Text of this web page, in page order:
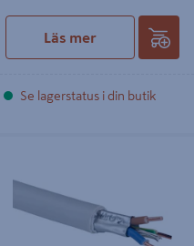
Läs mer
Se lagerstatus i din butik